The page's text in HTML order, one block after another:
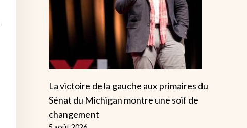
La victoire de la gauche aux primaires du
Sénat du Michigan montre une soif de
changement